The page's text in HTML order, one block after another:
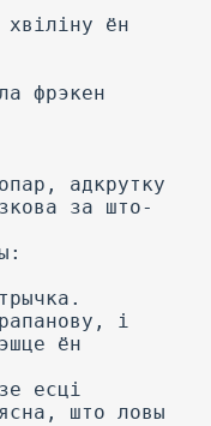
ён
фрэкен
адкрутку
за што-
і
ён
есці
што ловы